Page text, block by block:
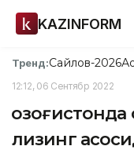
KAZINFORM
Тренд:Сайлов-2026
12:12, 06 Сентябр 2022
лизинг